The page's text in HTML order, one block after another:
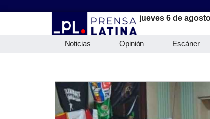
jueves 6 de
Noticias Opinión Escáner